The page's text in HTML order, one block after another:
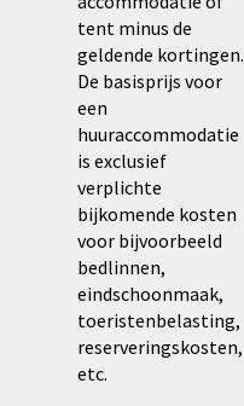
tent minus de
geldende kortingen.
De basisprijs voor
een
huuraccommodatie
is exclusief
verplichte
bijkomende kosten
voor bijvoorbeeld
bedlinnen,
eindschoonmaak,
toeristenbelasting,
reserveringskosten,
etc.